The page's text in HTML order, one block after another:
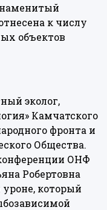
к числу
объектов
эколог,
Камчатского
фронта и
Общества.
ОНФ
Робертовна
который